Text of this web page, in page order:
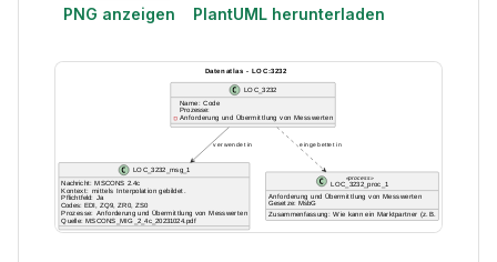
PNG anzeigen PlantUML herunterladen